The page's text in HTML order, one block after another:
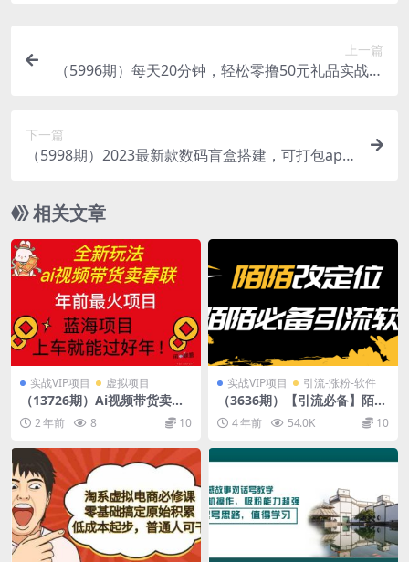
上一篇
（5996期）每天20分钟，轻松零撸50元礼品实战教
下一篇
（5998期）2023最新款数码盲盒搭建，可打包app
相关文章
实战VIP项目 虚拟项目
（13726期）Ai视频带货卖春
联全新简单无脑玩法，年前最
火爆项目，爆单过好年
2 年前 8 10
实战VIP项目 引流-涨粉-软件
（3636期）【引流必备】陌陌
改定位，真机站街软件，陌陌
必备引流软件
4 年前 54.0K 10